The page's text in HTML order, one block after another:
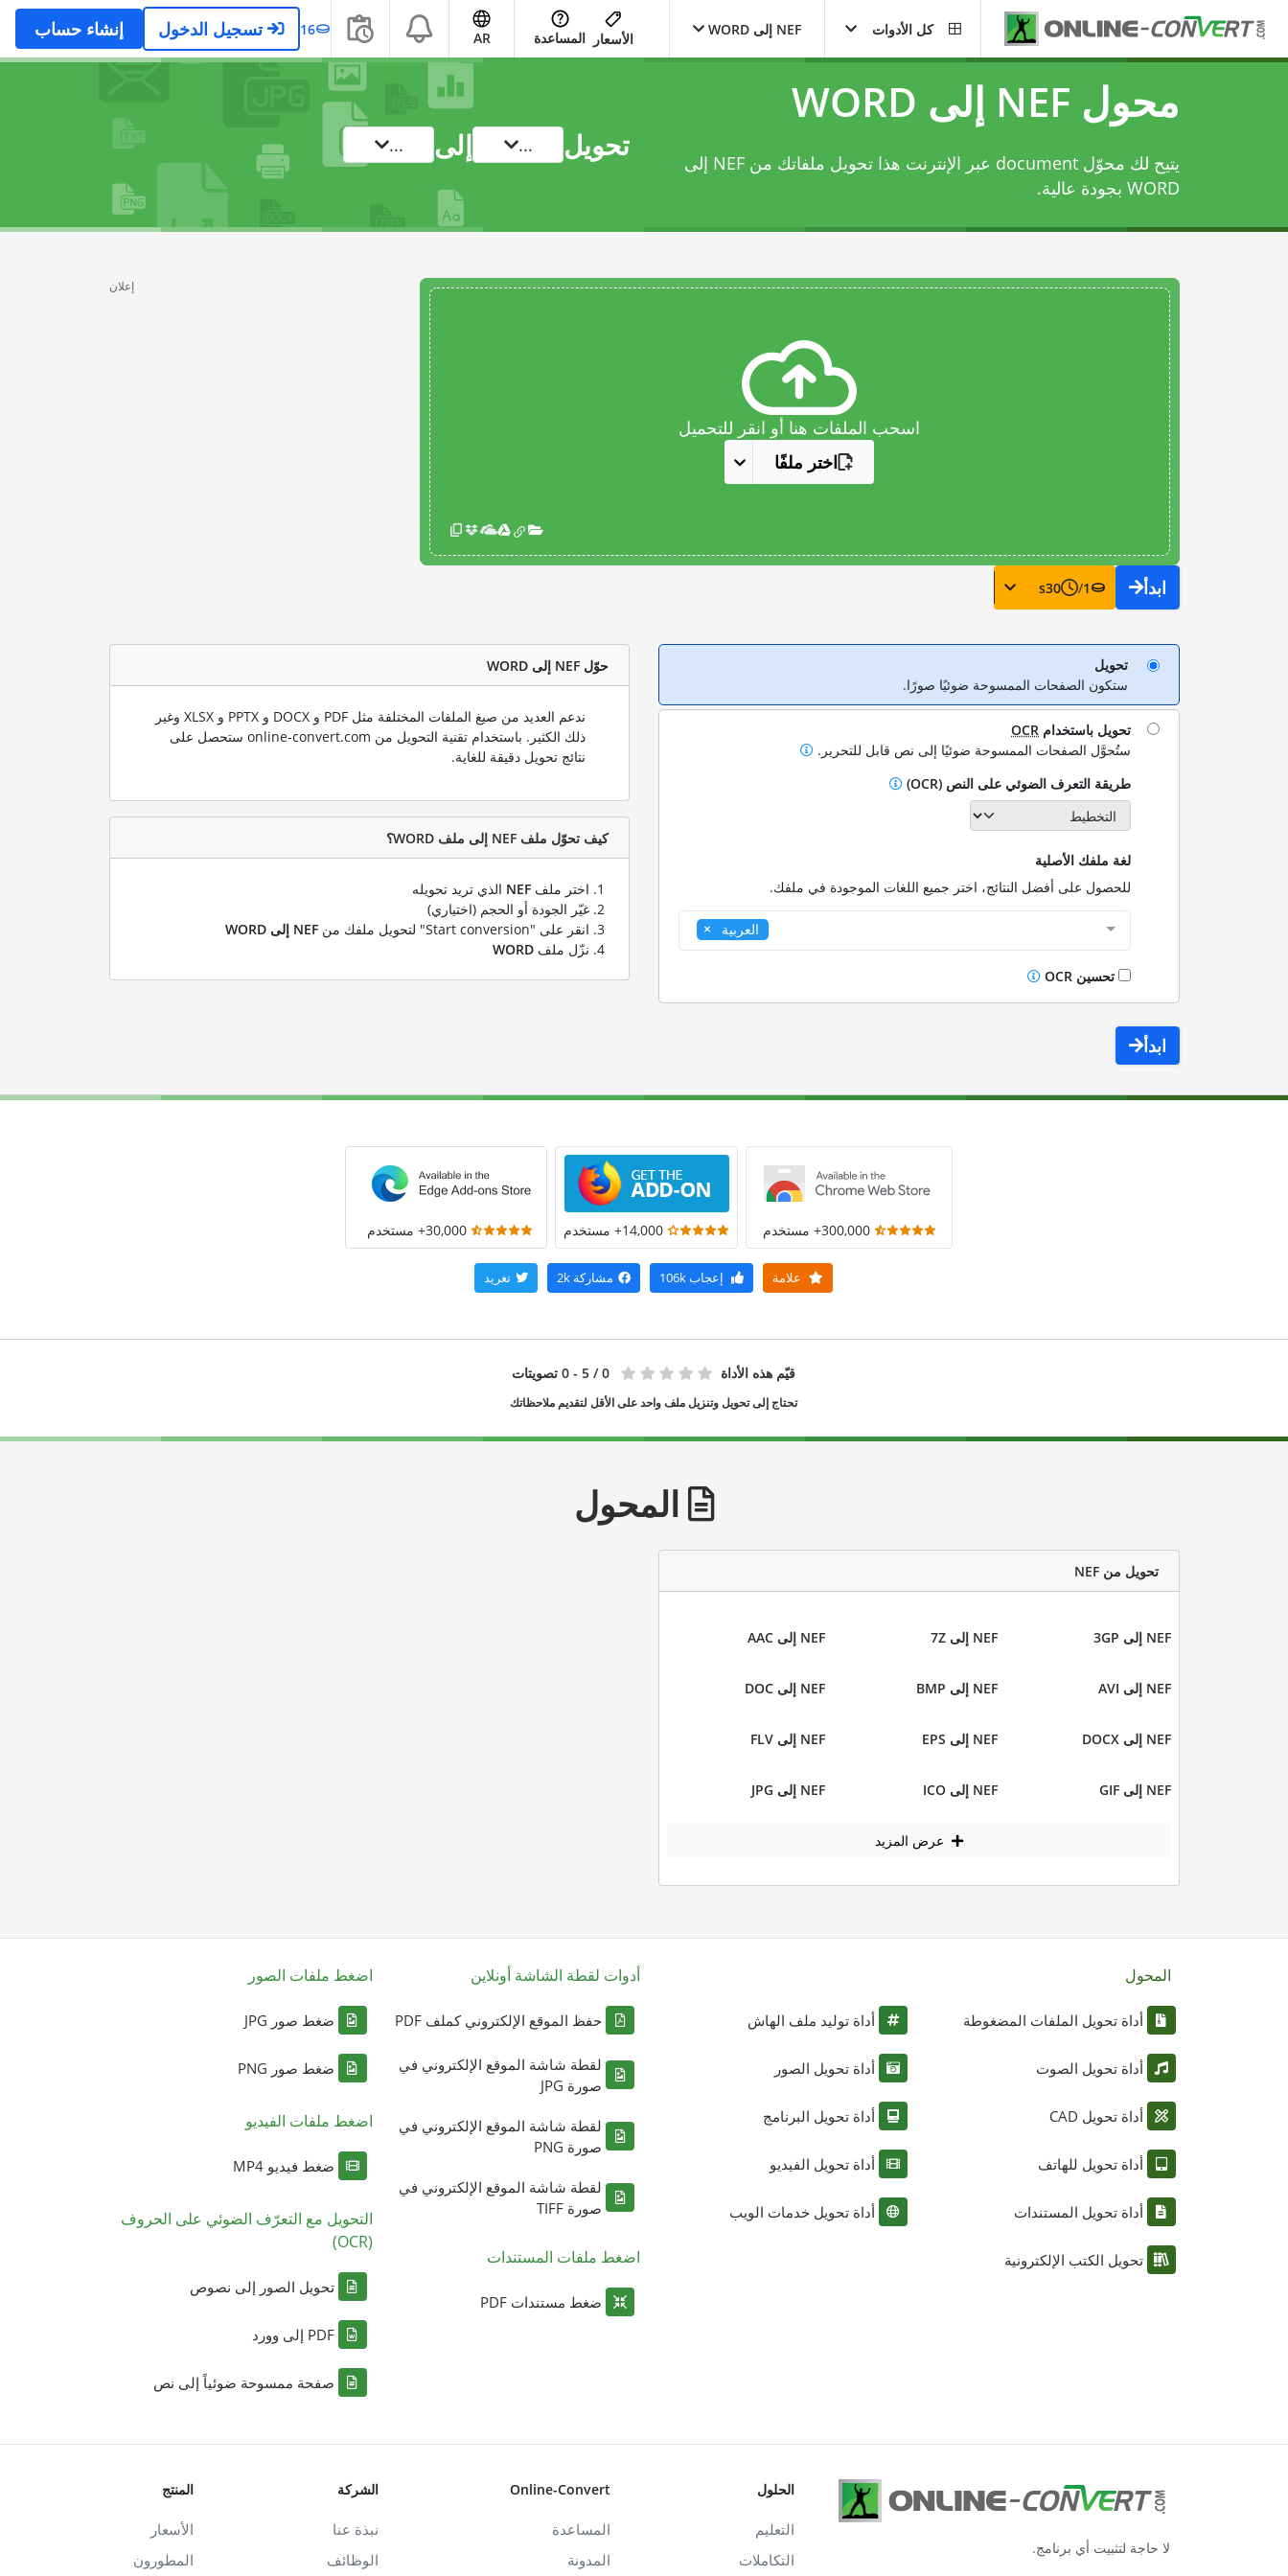
كل الأدوات NEF إلى WORD
الأسعار المساعدة AR
16 تسجيل الدخول إنشاء حساب
محول NEF إلى WORD
يتيح لك محوّل document عبر الإنترنت هذا تحويل ملفاتك من NEF إلى
WORD بجودة عالية.
تحويل ... إلى ...
اسحب الملفات هنا أو انقر للتحميل
اختر ملفًا
ابدأ 1
/
30
s
إعلان
تحويل
ستكون الصفحات الممسوحة ضوئيًا صورًا.
تحويل باستخدام OCR
ستُحوَّل الصفحات الممسوحة ضوئيًا إلى نص قابل للتحرير.
طريقة التعرف الضوئي على النص (OCR)
لغة ملفك الأصلية
للحصول على أفضل النتائج، اختر جميع اللغات الموجودة في ملفك.
العربية
تحسين OCR
ابدأ
حوّل NEF إلى WORD
ندعم العديد من صيغ الملفات المختلفة مثل PDF و DOCX و PPTX و XLSX وغير
ذلك الكثير. باستخدام تقنية التحويل من online-convert.com ستحصل على
نتائج تحويل دقيقة للغاية.
كيف تحوّل ملف NEF إلى ملف WORD؟
اختر ملف NEF الذي تريد تحويله
غيّر الجودة أو الحجم (اختياري)
انقر على "Start conversion" لتحويل ملفك من
NEF إلى WORD
نزّل ملف WORD
300,000+ مستخدم 14,000+ مستخدم 30,000+ مستخدم
علامة إعجاب مشاركة 2k تغريد
قيّم هذه الأداة 0 / 5 - 0 تصويتات
تحتاج إلى تحويل وتنزيل ملف واحد على الأقل لتقديم ملاحظاتك
المحول
تحويل من NEF
NEF إلى 3GP NEF إلى 7Z NEF إلى AAC
NEF إلى AVI NEF إلى BMP NEF إلى DOC
NEF إلى DOCX NEF إلى EPS NEF إلى FLV
NEF إلى GIF NEF إلى ICO NEF إلى JPG
عرض المزيد
المحول
أداة تحويل الملفات المضغوطة
أداة تحويل الصوت
أداة تحويل CAD
أداة تحويل للهاتف
أداة تحويل المستندات
تحويل الكتب الإلكترونية
أداة توليد ملف الهاش
أداة تحويل الصور
أداة تحويل البرنامج
أداة تحويل الفيديو
أداة تحويل خدمات الويب
أدوات لقطة الشاشة أونلاين
حفظ الموقع الإلكتروني كملف PDF
لقطة شاشة الموقع الإلكتروني في
صورة JPG
لقطة شاشة الموقع الإلكتروني في
صورة PNG
لقطة شاشة الموقع الإلكتروني في
صورة TIFF
اضغط ملفات المستندات
ضغط مستندات PDF
اضغط ملفات الصور
ضغط صور JPG
ضغط صور PNG
اضغط ملفات الفيديو
ضغط فيديو MP4
التحويل مع التعرّف الضوئي على الحروف
(OCR)
تحويل الصور إلى نصوص
PDF إلى وورد
صفحة ممسوحة ضوئياً إلى نص
لا حاجة لتثبيت أي برنامج.
الحلول
التعليم
التكاملات
Online-Convert
المساعدة
المدونة
الشركة
نبذة عنا
الوظائف
المنتج
الأسعار
المطورون